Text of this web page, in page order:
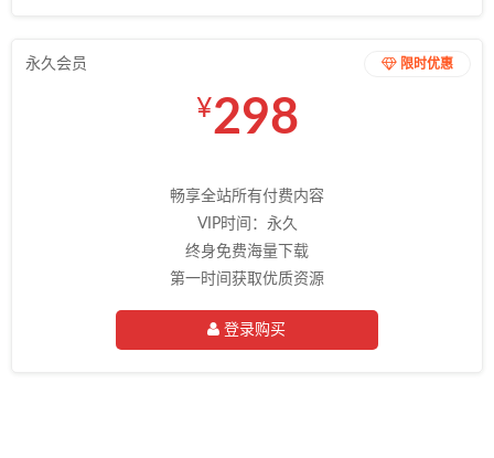
限时优惠
永久会员
¥298
畅享全站所有付费内容
VIP时间：永久
终身免费海量下载
第一时间获取优质资源
登录购买